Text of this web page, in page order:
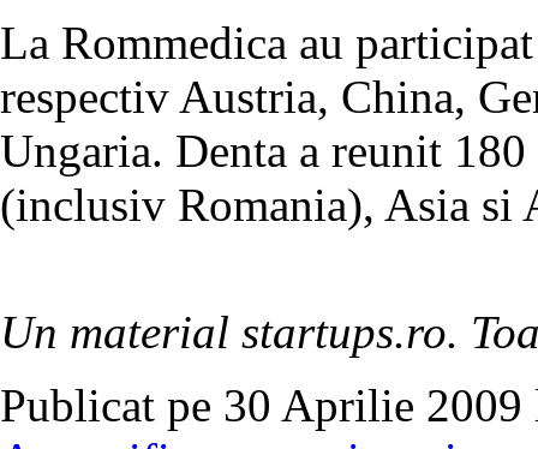
La Rommedica au
respectiv Austria, China,
Ungaria. Denta a reunit
(inclusiv Romania), Asia si
Un material startups.ro.
Publicat pe 30 Aprilie 2009